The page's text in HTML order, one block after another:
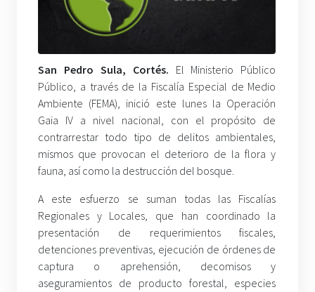
San Pedro Sula, Cortés. El Ministerio Público
Público, a través de la Fiscalía Especial de Medio
Ambiente (FEMA), inició este lunes la Operación
Gaia IV a nivel nacional, con el propósito de
contrarrestar todo tipo de delitos ambientales,
mismos que provocan el deterioro de la flora y
fauna, así como la destrucción del bosque.
A este esfuerzo se suman todas las Fiscalías
Regionales y Locales, que han coordinado la
presentación de requerimientos fiscales,
detenciones preventivas, ejecución de órdenes de
captura o aprehensión, decomisos y
aseguramientos de producto forestal, especies